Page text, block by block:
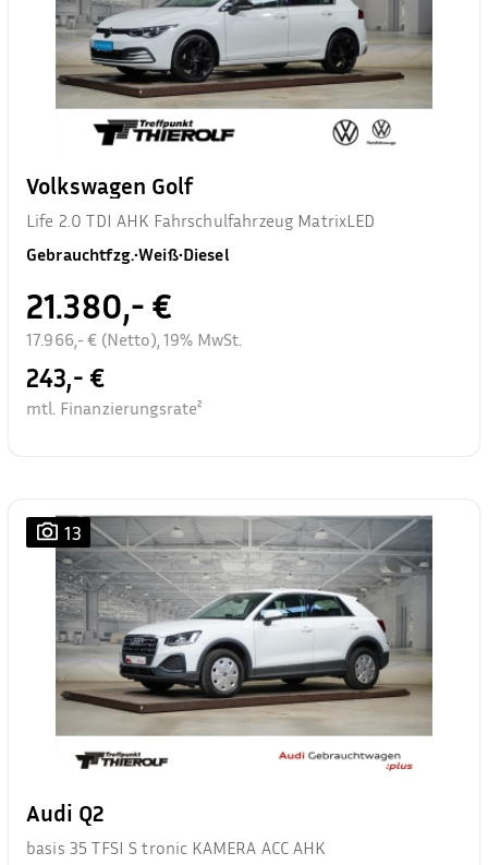
Volkswagen Golf
Life 2.0 TDI AHK Fahrschulfahrzeug MatrixLED
Gebrauchtfzg.•Weiß•Diesel
21.380,- €
17.966,- € (Netto), 19% MwSt.
243,- €
mtl. Finanzierungsrate²
13
Audi Q2
basis 35 TFSI S tronic KAMERA ACC AHK